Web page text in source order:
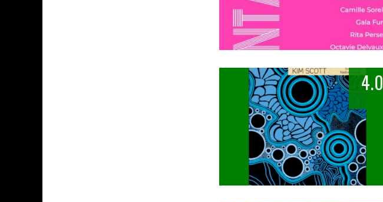
« MOFUSAND / PARLER JAPONAIS » – DES EXPRESSIONS PRATIQUES !
ASSASSIN'S CREED BLACK FLAG RESYNCED
« LE VENT DAND LES SAULES » - UNE BELLE HISTOIRE ! 4.0